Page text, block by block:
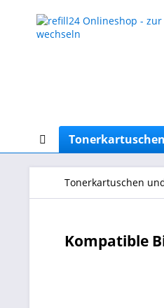
Tonerkartuschen
Kompatible